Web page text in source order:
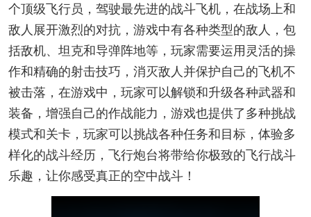
个顶级飞行员，驾驶最先进的战斗飞机，在战场上和
敌人展开激烈的对抗，游戏中有各种类型的敌人，包
括敌机、坦克和导弹阵地等，玩家需要运用灵活的操
作和精确的射击技巧，消灭敌人并保护自己的飞机不
被击落，在游戏中，玩家可以解锁和升级各种武器和
装备，增强自己的作战能力，游戏也提供了多种挑战
模式和关卡，玩家可以挑战各种任务和目标，体验多
样化的战斗经历，飞行炮台将带给你极致的飞行战斗
乐趣，让你感受真正的空中战斗！